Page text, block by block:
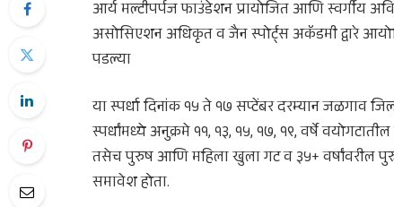
आर्य मल्टीपर्पज फाउंडेशन प्रायोजित आणि स्वर्गीय
असोसिएशन अधिकृत व जैन स्पोर्ट्स अकॅडमी द्वारे
पडल्या
या स्पर्धा दिनांक १५ ते १७ सप्टेंबर दरम्यान जळगाव
स्पर्धांमध्ये अनुक्रमे ११, १३, १५, १७, १९, वर्षे
तसेच पुरुष आणि महिला खुला गट व ३५+ वर्षांवरील
समावेश होता.